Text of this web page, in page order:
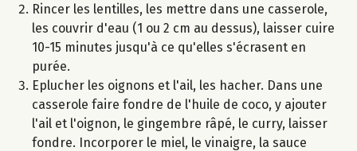
Rincer les lentilles, les mettre dans une casserole,
les couvrir d'eau (1 ou 2 cm au dessus), laisser cuire
10-15 minutes jusqu'à ce qu'elles s'écrasent en
purée.
Eplucher les oignons et l'ail, les hacher. Dans une
casserole faire fondre de l'huile de coco, y ajouter
l'ail et l'oignon, le gingembre râpé, le curry, laisser
fondre. Incorporer le miel, le vinaigre, la sauce